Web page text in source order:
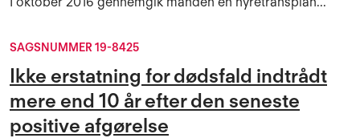
SAGSNUMMER 19-8425
Ikke erstatning for dødsfald indtrådt
mere end 10 år efter den seneste
positive afgørelse